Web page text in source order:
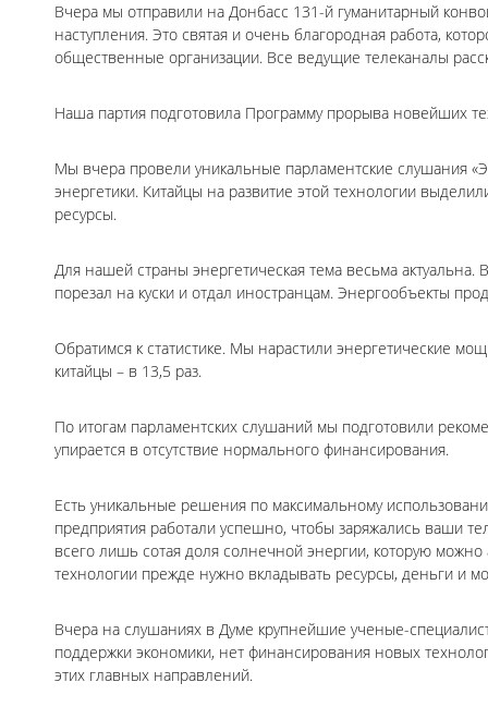
Вчера мы отправили на Донбасс 131-й гуманитарный
наступления. Это святая и очень благородная работа,
общественные организации. Все ведущие телеканалы
Наша партия подготовила Программу прорыва новейших
Мы вчера провели уникальные парламентские слушания
энергетики. Китайцы на развитие этой технологии
ресурсы.
Для нашей страны энергетическая тема весьма
порезал на куски и отдал иностранцам. Энергообъекты
Обратимся к статистике. Мы нарастили энергетические
китайцы – в 13,5 раз.
По итогам парламентских слушаний мы подготовили
упирается в отсутствие нормального финансирования.
Есть уникальные решения по максимальному
предприятия работали успешно, чтобы заряжались ваши
всего лишь сотая доля солнечной энергии, которую
технологии прежде нужно вкладывать ресурсы, деньги и
Вчера на слушаниях в Думе крупнейшие ученые-
поддержки экономики, нет финансирования новых
этих главных направлений.